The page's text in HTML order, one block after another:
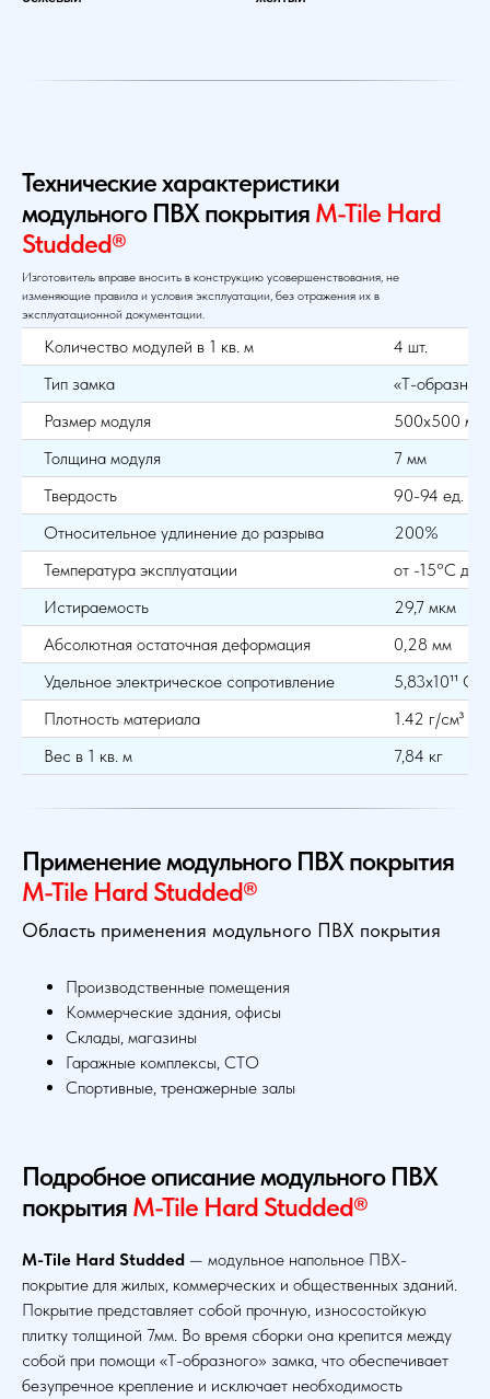
Технические характеристики
модульного ПВХ покрытия M-Tile Hard
Studded®
Изготовитель вправе вносить в конструкцию усовершенствования, не
изменяющие правила и условия эксплуатации, без отражения их в
эксплуатационной документации.
Количество модулей в 1 кв. м
4 шт.
Тип замка
«Т-
Размер модуля
500х500 мм
Толщина модуля
7 мм
Твердость
90-94 ед.
Относительное удлинение до разрыва
200%
Температура эксплуатации
от -15°С до
Истираемость
29,7 мкм
Абсолютная остаточная деформация
0,28 мм
Удельное электрическое сопротивление
5,83х10¹¹
Плотность материала
1.42 г/см³
Вес в 1 кв. м
7,84 кг
Применение модульного ПВХ покрытия
M-Tile Hard Studded®
Область применения модульного ПВХ покрытия
Производственные помещения
Коммерческие здания, офисы
Склады, магазины
Гаражные комплексы, СТО
Спортивные, тренажерные залы
Подробное описание модульного ПВХ
покрытия M-Tile Hard Studded®
M-Tile Hard Studded — модульное напольное ПВХ-
покрытие для жилых, коммерческих и общественных зданий.
Покрытие представляет собой прочную, износостойкую
плитку толщиной 7мм. Во время сборки она крепится между
собой при помощи «Т-образного» замка, что обеспечивает
безупречное крепление и исключает необходимость